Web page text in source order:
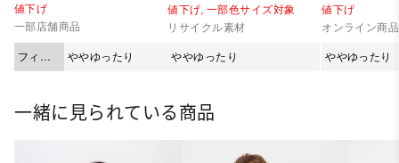
値下げ
一部店舗商品
フィッ
ト
ややゆったり
値下げ, 一部色サイズ対象
リサイクル素材
ややゆったり
値下げ
オンライン商品
ややゆったり
一緒に見られている商品